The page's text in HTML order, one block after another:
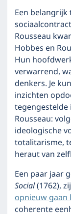
Een
Rousseau
Hobbes en
Hun
verwarrend,
denkers. Je
inzichten
Rousseau:
ideologische
totalitarisme,
heraut van
Een paar jaar
Social(1762),
opnieuw gaan
coherente